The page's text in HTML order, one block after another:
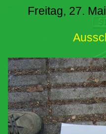
Freitag, 27.